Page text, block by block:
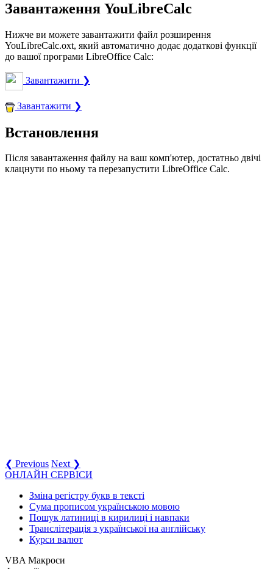
Завантаження YouLibreCalc
Нижче ви можете завантажити файл розширення
YouLibreCalc.oxt, який автоматично додає додаткові функції
до вашої програми LibreOffice Calc:
Завантажити ❯
Завантажити ❯
Встановлення
Після завантаження файлу на ваш комп'ютер, достатньо двічі
клацнути по ньому та перезапустити LibreOffice Calc.
❮ Previous Next ❯
ОНЛАЙН СЕРВІСИ
Зміна регістру букв в тексті
Сума прописом українською мовою
Пошук латиниці в кирилиці і навпаки
Транслітерація з української на англійську
Курси валют
VBA Макроси